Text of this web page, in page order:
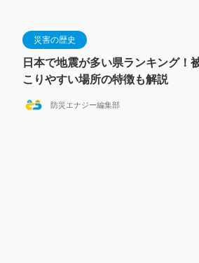
災害の歴史
日本で地震が多い県ランキング！
こりやすい場所の特徴も解説
防災エナジー編集部